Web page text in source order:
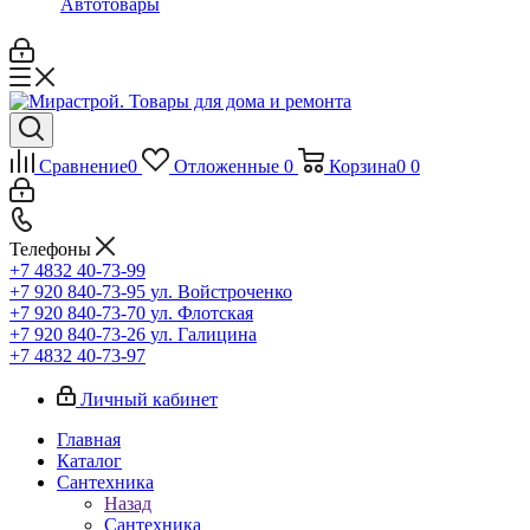
Автотовары
Сравнение0 Отложенные 0 Корзина0 0
Телефоны
+7 4832 40-73-99
+7 920 840-73-95 ул. Войстроченко
+7 920 840-73-70 ул. Флотская
+7 920 840-73-26 ул. Галицина
+7 4832 40-73-97
Личный кабинет
Главная
Каталог
Сантехника
Назад
Сантехника